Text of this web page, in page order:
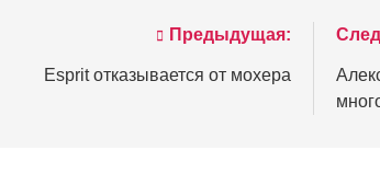
Предыдущая:
Esprit отказывается от мохера